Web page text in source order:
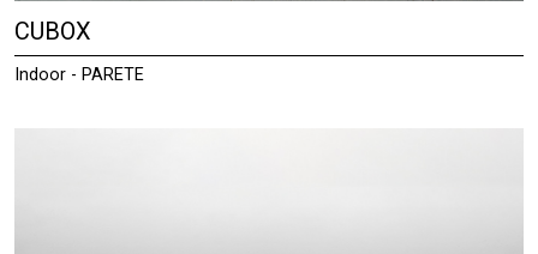
CUBOX
Indoor - PARETE